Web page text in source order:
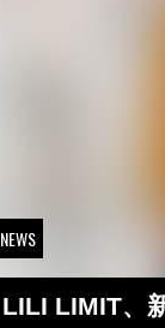
NEWS
LILI LIMIT、